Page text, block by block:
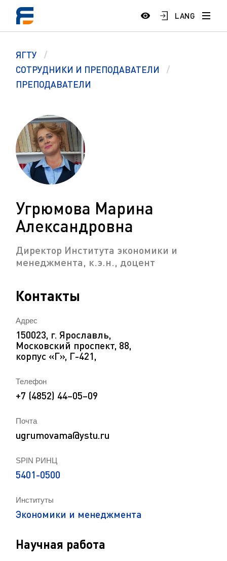
LANG
ЯГТУ
СОТРУДНИКИ И ПРЕПОДАВАТЕЛИ
ПРЕПОДАВАТЕЛИ
Угрюмова Марина
Александровна
Директор Института экономики и
менеджмента, к.э.н., доцент
Институты
Экономики и менеджмента
Научная работа
Контакты
Адрес
150023, г. Ярославль,
Московский проспект, 88,
корпус «Г», Г-421,
Телефон
+7 (4852) 44–05–09
Почта
ugrumovama@ystu.ru
SPIN РИНЦ
5401-0500